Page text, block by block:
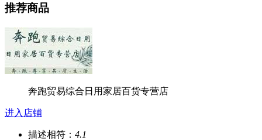
推荐商品
奔跑贸易综合日用家居百货专营店
进入店铺
描述相符： 4.1